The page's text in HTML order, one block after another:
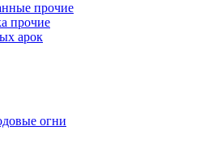
прочие
прочие
арок
огни